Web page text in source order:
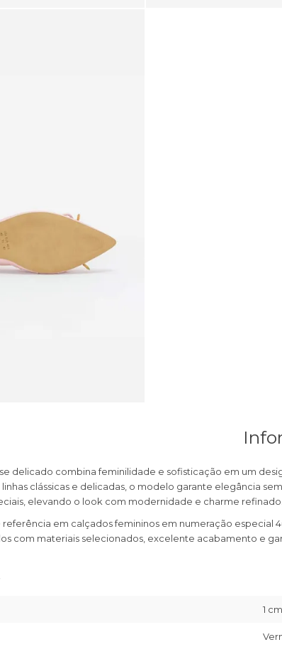
delicado combina feminilidade e sofisticação em um
clássicas e delicadas, o modelo garante elegância
elevando o look com modernidade e charme refinado.
referência em calçados femininos em numeração
com materiais selecionados, excelente acabamento e
1 cm